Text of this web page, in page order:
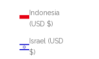
Indonesia
(USD $)
Israel (USD
$)